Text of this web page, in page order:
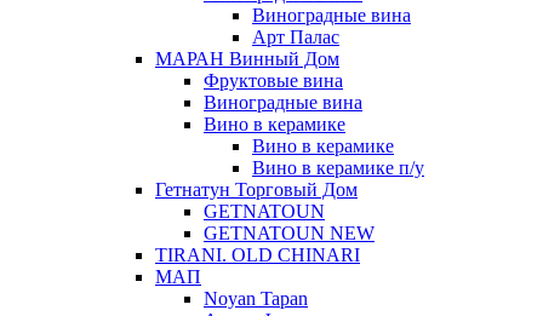
Виноградные вина
Арт Палас
МАРАН Винный Дом
Фруктовые вина
Виноградные вина
Вино в керамике
Вино в керамике
Вино в керамике п/у
Гетнатун Торговый Дом
GETNATOUN
GETNATOUN NEW
TIRANI. OLD CHINARI
МАП
Noyan Tapan